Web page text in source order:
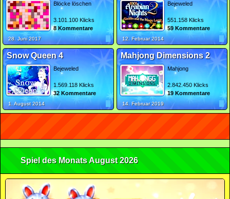
Blöcke löschen
3.101.100 Klicks
8 Kommentare
28. Juni 2017
Bejeweled
551.158 Klicks
59 Kommentare
12. Februar 2014
Snow Queen 4
Bejeweled
1.569.118 Klicks
32 Kommentare
1. August 2014
Mahjong Dimensions 2
Mahjong
2.842.450 Klicks
19 Kommentare
14. Februar 2019
Spiel des Monats August 2026